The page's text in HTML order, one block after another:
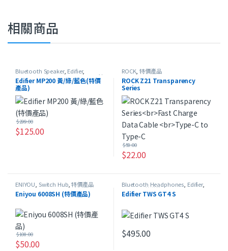
相關商品
Bluetooth Speaker, Edifier,
Portable Speaker,USB Speaker,特
價產品
Edifier MP200 黃/綠/藍色(特價
產品)
$125.00
$299.00
此產品有多種款式。 可在產品頁面選擇選項
ROCK,特價產品
ROCK Z21 Transparency
Series
Fast Charge Data Cable
Type-C to Type-C
$22.00
$58.00
此產品有多種款式。 可在產品頁
ENIYOU Switch Hub,特價產品
Eniyou 6008SH (特價產品)
$50.00
$108.00
Bluetooth Headphones Edifier,
Edifier 電競遊戲系列 HeadSet In-
Ear Headphones,特價產品
Edifier TWS GT4 S
$495.00